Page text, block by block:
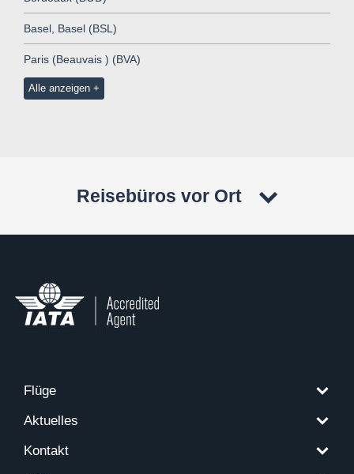
Basel, Basel (BSL)
Paris (Beauvais ) (BVA)
Alle anzeigen
Reisebüros vor Ort
Flüge
Aktuelles
Kontakt